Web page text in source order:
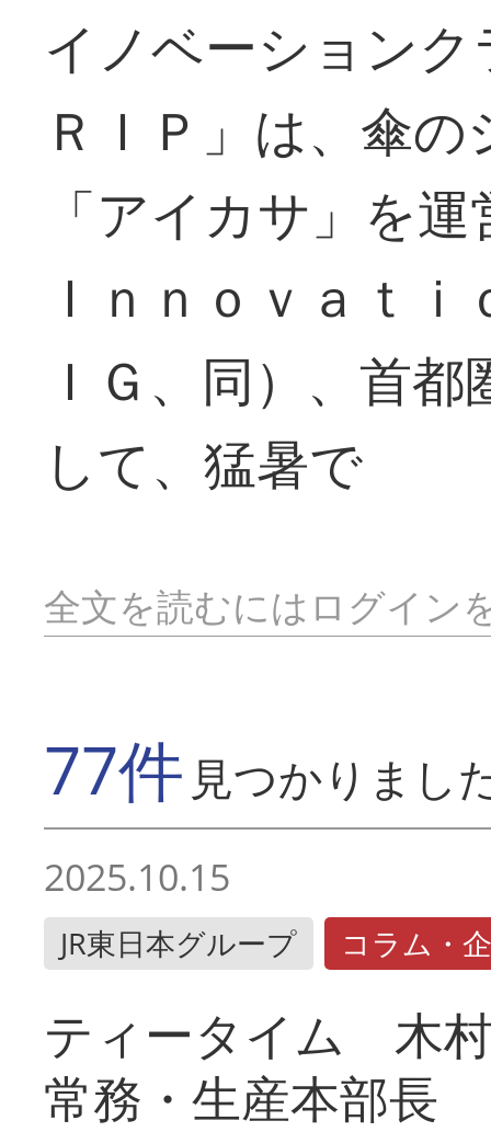
イノベーション
ＲＩＰ」は、傘
「アイカサ」を
Ｉｎｎｏｖａｔ
ＩＧ、同）、首
して、猛暑で
全文を読むにはログイン
77件 見つかりまし
2025.10.15
JR東日本グループ コラム・
ティータイム 木
常務・生産本部長